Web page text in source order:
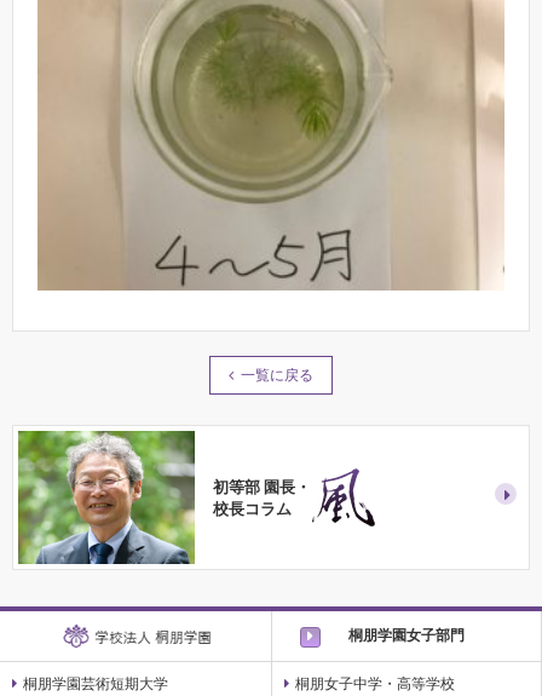
一覧に戻る
初等部 園長・
校長コラム
桐朋学園女子部門
桐朋学園芸術短期大学 桐朋女子中学・高等学校